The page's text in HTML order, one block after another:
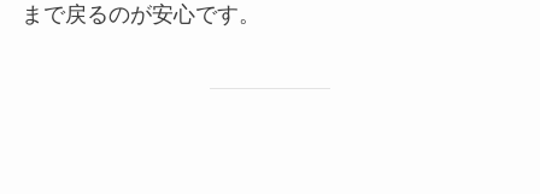
まで戻るのが安心です。